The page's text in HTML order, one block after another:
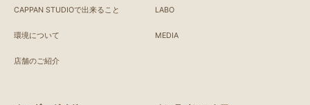
CAPPAN STUDIOで出来ること
環境について
店舗のご紹介
LABO
MEDIA